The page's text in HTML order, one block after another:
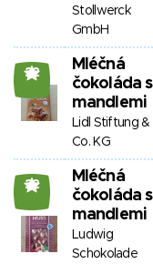
Stollwerck
GmbH
22
Mléčná
čokoláda s
mandlemi
Lidl Stiftung &
Co. KG
22
Mléčná
čokoláda s
mandlemi
Ludwig
Schokolade